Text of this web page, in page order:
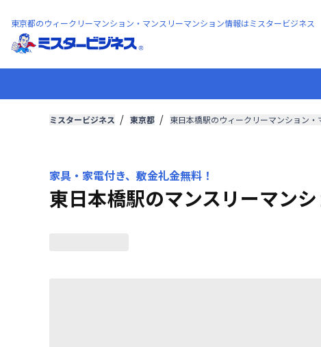
東京都のウィークリーマンション・マンスリーマンション情報はミスタービジネス
ミスタービジネス 東京都 東日本橋駅のウィークリーマンション
家具・家電付き、敷金礼金無料！
東日本橋駅のマンスリーマン